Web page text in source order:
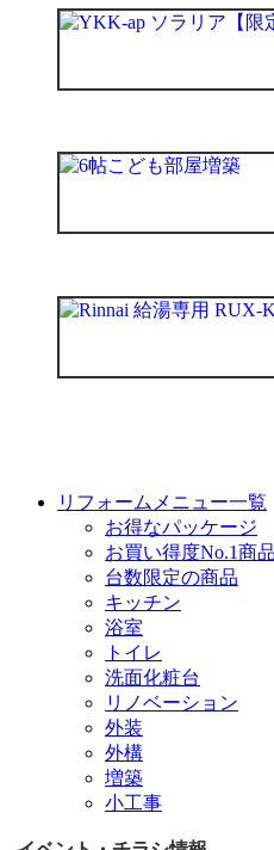
リフォームメニュー一覧
お得なパッケージ
お買い得度No.1商品
台数限定の商品
キッチン
浴室
トイレ
洗面化粧台
リノベーション
外装
外構
増築
小工事